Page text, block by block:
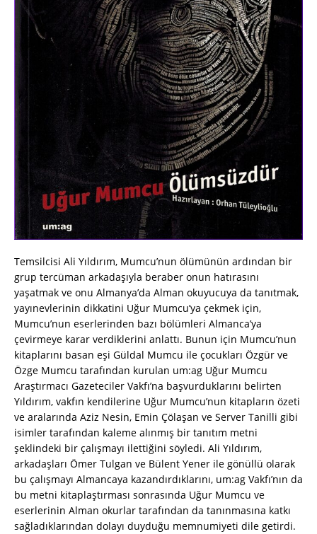
Temsilcisi Ali Yıldırım, Mumcu’nun ölümünün ardından bir
grup tercüman arkadaşıyla beraber onun hatırasını
yaşatmak ve onu Almanya’da Alman okuyucuya da tanıtmak,
yayınevlerinin dikkatini Uğur Mumcu’ya çekmek için,
Mumcu’nun eserlerinden bazı bölümleri Almanca’ya
çevirmeye karar verdiklerini anlattı. Bunun için Mumcu’nun
kitaplarını basan eşi Güldal Mumcu ile çocukları Özgür ve
Özge Mumcu tarafından kurulan um:ag Uğur Mumcu
Araştırmacı Gazeteciler Vakfı’na başvurduklarını belirten
Yıldırım, vakfın kendilerine Uğur Mumcu’nun kitapların özeti
ve aralarında Aziz Nesin, Emin Çölaşan ve Server Tanilli gibi
isimler tarafından kaleme alınmış bir tanıtım metni
şeklindeki bir çalışmayı ilettiğini söyledi. Ali Yıldırım,
arkadaşları Ömer Tulgan ve Bülent Yener ile gönüllü olarak
bu çalışmayı Almancaya kazandırdıklarını, um:ag Vakfı’nın da
bu metni kitaplaştırması sonrasında Uğur Mumcu ve
eserlerinin Alman okurlar tarafından da tanınmasına katkı
sağladıklarından dolayı duyduğu memnumiyeti dile getirdi.